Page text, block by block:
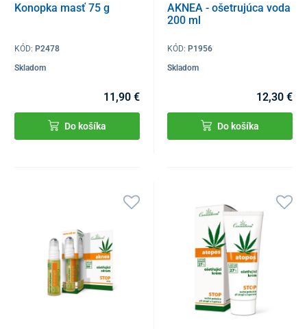
Konopka masť 75 g
KÓD: P2478
Skladom
11,90 €
Do košíka
AKNEA - ošetrujúca voda
200 ml
KÓD: P1956
Skladom
12,30 €
Do košíka